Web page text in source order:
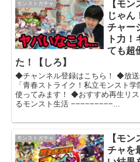
モンストガチャ
【モ
じゃん
チャー
ト力
ても超
た！【しろ】
◆チャンネル登録はこちら！ ◆放送
「青春ストライク！私立モンスト
使ってみます！ ◆おすすめ再生リ
るモンスト生活 −−−−−−−−−...
モンストガチャ
【モ
チャを